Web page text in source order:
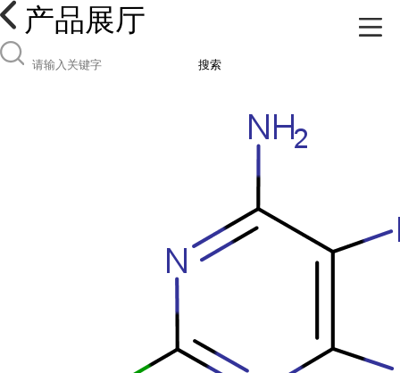
产品展厅
搜索